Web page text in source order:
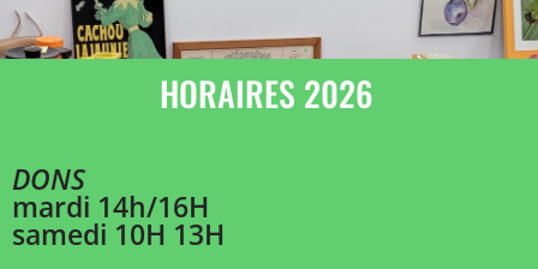
HORAIRES 2026
DONS
mardi 14h/16H
samedi 10H 13H